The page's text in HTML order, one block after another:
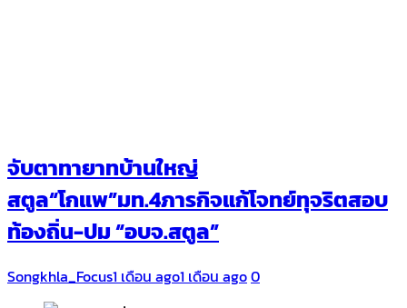
จับตาทายาทบ้านใหญ่
สตูล“โกแพ”มท.4ภารกิจแก้โจทย์ทุจริตสอบ
ท้องถิ่น-ปม “อบจ.สตูล”
Songkhla_Focus1 เดือน ago1 เดือน ago0